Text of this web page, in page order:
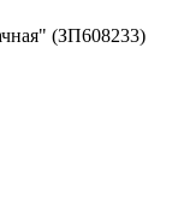
(ЗП608233)